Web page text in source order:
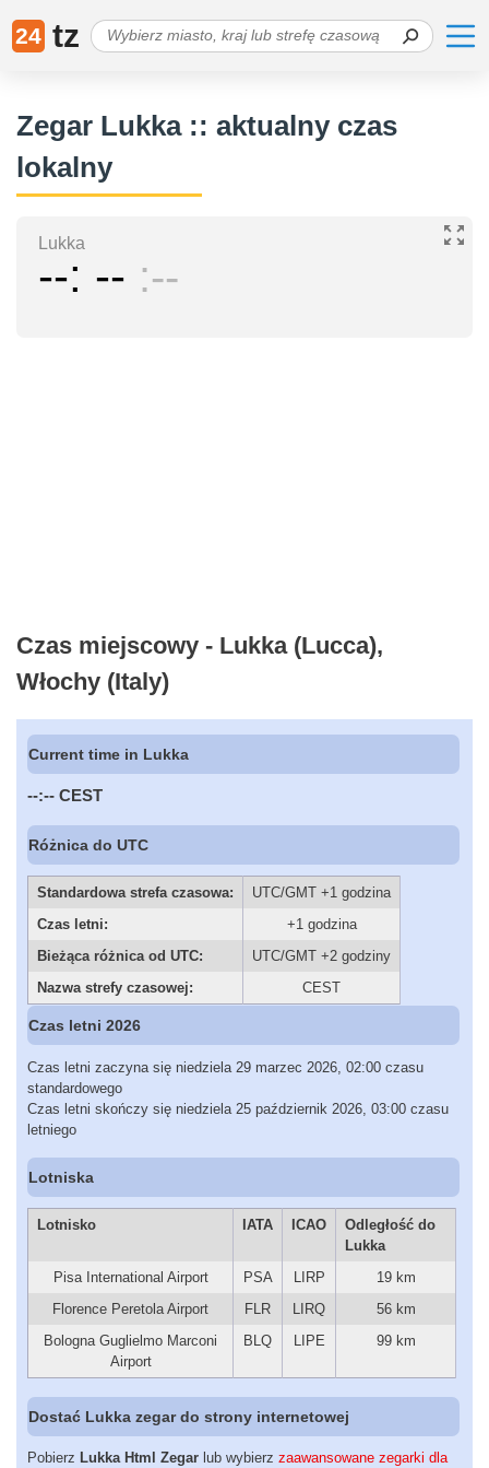
24 tz
Zegar Lukka :: aktualny czas
lokalny
Lukka
-- -- --
Czas miejscowy - Lukka (Lucca),
Włochy (Italy)
Current time in Lukka
--:-- CEST
Różnica do UTC
Standardowa strefa czasowa:
UTC/GMT +1 godzina
Czas letni:
+1 godzina
Bieżąca różnica od UTC:
UTC/GMT +2 godziny
Nazwa strefy czasowej:
CEST
Czas letni 2026
Czas letni zaczyna się niedziela 29 marzec 2026, 02:00 czasu
standardowego
Czas letni skończy się niedziela 25 październik 2026, 03:00 czasu
letniego
Lotniska
Lotnisko IATA ICAO
Odległość do
Lukka
Pisa International Airport
PSA LIRP
19 km
Florence Peretola Airport
FLR LIRQ
56 km
Bologna Guglielmo Marconi
Airport
BLQ LIPE 99 km
Dostać Lukka zegar do strony internetowej
Pobierz Lukka Html Zegar lub wybierz zaawansowane zegarki dla